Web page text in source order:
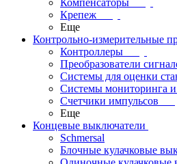
Компенсаторы
Крепеж
Еще
Контрольно-измерительные
Контроллеры
Преобразователи
Системы для оценки
Системы мониторинга
Счетчики импульсов
Еще
Концевые выключатели
Schmersal
Блочные кулачковые